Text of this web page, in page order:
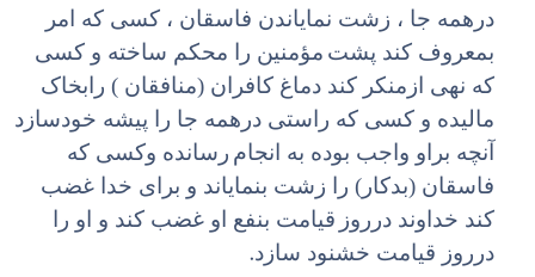
درهمه جا ، زشت نمایاندن فاسقان ، کسی که امر
بمعروف کند پشت مؤمنین را محکم ساخته و کسی
که نهی ازمنکر کند دماغ کافران (منافقان ) رابخاک
مالیده و کسی که راستی درهمه جا را پیشه خودسازد
آنچه براو واجب بوده به انجام رسانده وکسی که
فاسقان (بدکار) را زشت بنمایاند و برای خدا غضب
کند خداوند درروز قیامت بنفع او غضب کند و او را
درروز قیامت خشنود سازد.